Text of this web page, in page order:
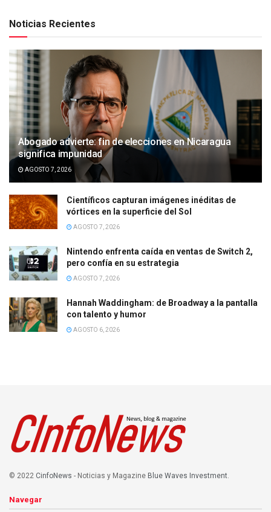
Noticias Recientes
Abogado advierte: fin de elecciones en Nicaragua
significa impunidad
AGOSTO 7, 2026
Científicos capturan imágenes inéditas de
vórtices en la superficie del Sol
AGOSTO 7, 2026
Nintendo enfrenta caída en ventas de Switch 2,
pero confía en su estrategia
AGOSTO 7, 2026
Hannah Waddingham: de Broadway a la pantalla
con talento y humor
AGOSTO 6, 2026
© 2022 CinfoNews - Noticias y Magazine Blue Waves Investment
Navegar